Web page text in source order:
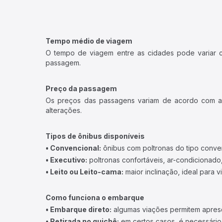
Tempo médio de viagem
O tempo de viagem entre as cidades pode variar
passagem.
Preço da passagem
Os preços das passagens variam de acordo com
alterações.
Tipos de ônibus disponíveis
• Convencional: ônibus com poltronas do tipo
• Executivo: poltronas confortáveis, ar-
• Leito ou Leito-cama: maior inclinação, ideal para
Como funciona o embarque
• Embarque direto: algumas viações permitem